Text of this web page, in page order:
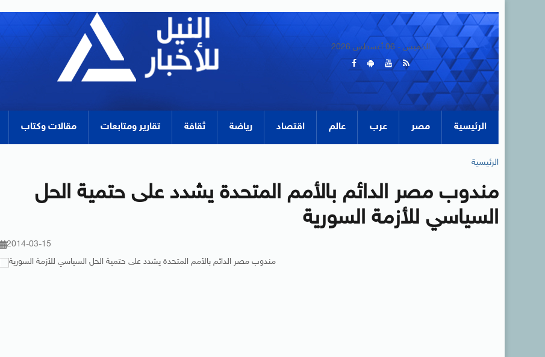
الخميس - 06 أغسطس 2026
الرئيسية مصر عرب عالم اقتصاد رياضة ثقافة تقارير ومتابعات مقالات وكتاب
الرئيسية
مندوب مصر الدائم بالأمم المتحدة يشدد على حتمية الحل
السياسي للأزمة السورية
2014-03-15